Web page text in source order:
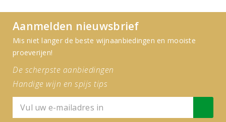
Aanmelden nieuwsbrief
Mis niet langer de beste wijnaanbiedingen en mooiste
proeverijen!
De scherpste aanbiedingen
Handige wijn en spijs tips